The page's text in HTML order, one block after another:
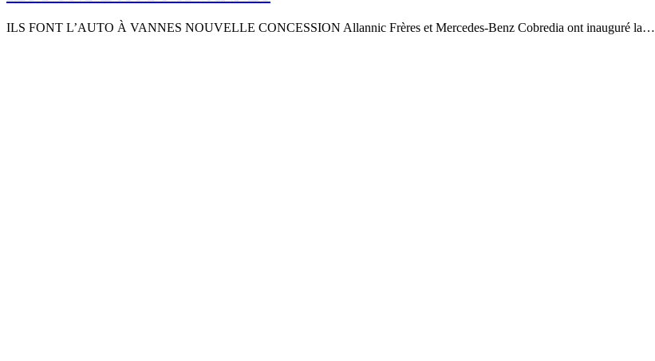
ILS FONT L’AUTO À VANNES NOUVELLE CONCESSION Allannic Frères et Mercedes-Benz Cobredia ont inauguré la…